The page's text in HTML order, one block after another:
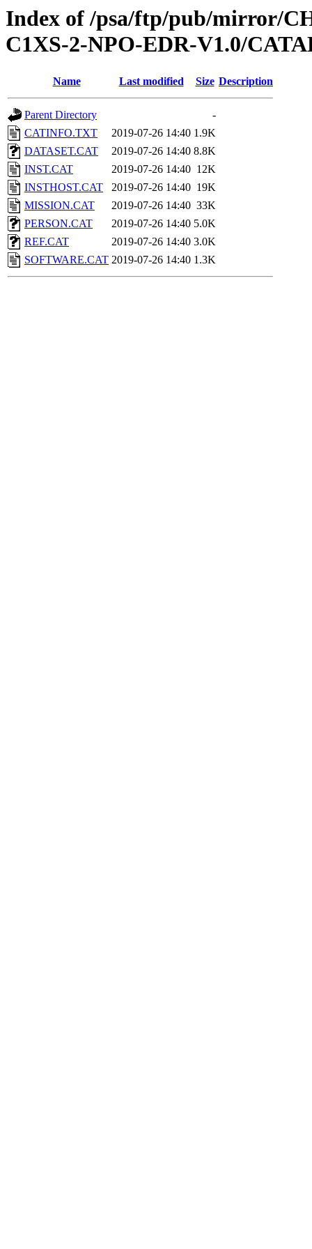
Index of /psa/ftp/pub/mirror/
C1XS-2-NPO-EDR-V1.0/
Name Last modified Size Description
Parent Directory
-
CATINFO.TXT
2019-07-26 14:40 1.9K
DATASET.CAT
2019-07-26 14:40 8.8K
INST.CAT
2019-07-26 14:40 12K
INSTHOST.CAT
2019-07-26 14:40 19K
MISSION.CAT
2019-07-26 14:40 33K
PERSON.CAT
2019-07-26 14:40 5.0K
REF.CAT
2019-07-26 14:40 3.0K
SOFTWARE.CAT 2019-07-26 14:40 1.3K